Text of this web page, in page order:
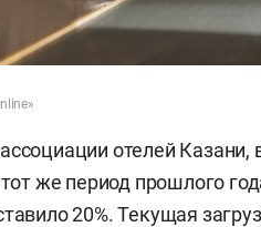
отелей Казани,
же период прошлого
20%. Текущая